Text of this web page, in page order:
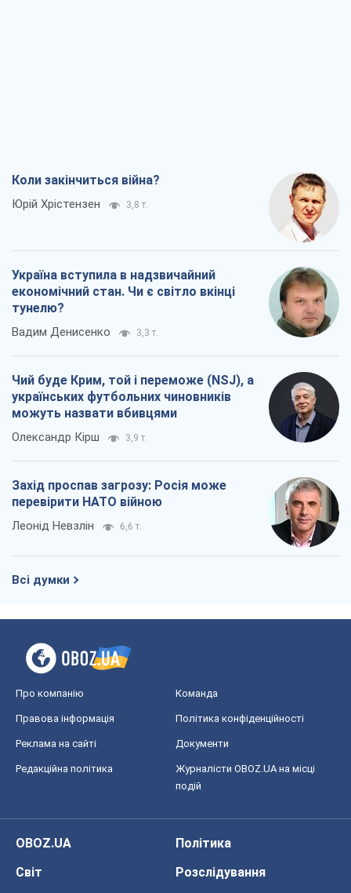
Коли закінчиться війна?
Юрій Хрістензен 3,8 т.
Україна вступила в надзвичайний
економічний стан. Чи є світло вкінці
тунелю?
Вадим Денисенко 3,3 т.
Чий буде Крим, той і переможе (NSJ), а
українських футбольних чиновників
можуть назвати вбивцями
Олександр Кірш 3,9 т.
Захід проспав загрозу: Росія може
перевірити НАТО війною
Леонід Невзлін 6,6 т.
Всі думки
Про компанію Команда
Правова інформація Політика конфіденційності
Реклама на сайті Документи
Редакційна політика
Журналісти OBOZ.UA на місці
подій
OBOZ.UA
Політика
Світ
Розслідування